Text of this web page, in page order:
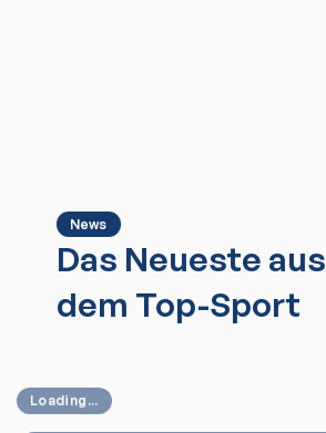
News
Das Neueste aus
dem Top-Sport
Loading...